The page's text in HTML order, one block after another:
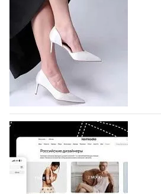
BALLINA представит свои
Shoes
Компания BALLINA Guangzhou
Co., Ltd., основанная в 2011